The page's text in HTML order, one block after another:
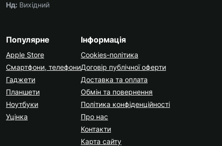
Нд: Вихідний
Популярне
Apple Store
Смартфони, телефони
Гаджети
Планшети
Ноутбуки
Уцінка
Інформація
Cookies-політика
Договір публічної оферти
Доставка та оплата
Обмін та повернення
Політика конфіденційності
Про нас
Контакти
Карта сайту